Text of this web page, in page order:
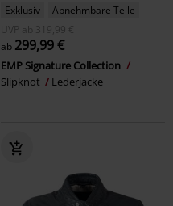
Exklusiv
Abnehmbare Teile
UVP
ab
319,99 €
ab 299,99 €
EMP Signature Collection
Slipknot
Lederjacke